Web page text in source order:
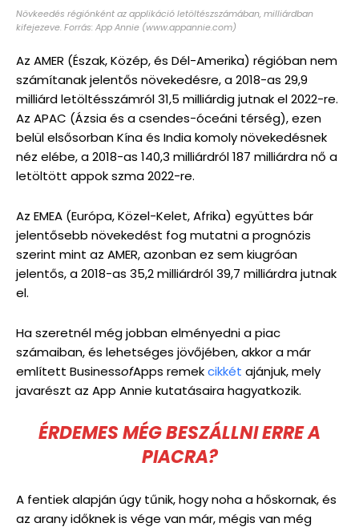
Növkeedés régiónként az applikáció letöltészszámában, milliárdban
kifejezeve. Forrás: App Annie (www.appannie.com)
Az AMER (Észak, Közép, és Dél-Amerika) régióban nem
számítanak jelentős növekedésre, a 2018-as 29,9
milliárd letöltésszámról 31,5 milliárdig jutnak el 2022-re.
Az APAC (Ázsia és a csendes-óceáni térség), ezen
belül elsősorban Kína és India komoly növekedésnek
néz elébe, a 2018-as 140,3 milliárdról 187 milliárdra nő a
letöltött appok szma 2022-re.
Az EMEA (Európa, Közel-Kelet, Afrika) együttes bár
jelentősebb növekedést fog mutatni a prognózis
szerint mint az AMER, azonban ez sem kiugróan
jelentős, a 2018-as 35,2 milliárdról 39,7 milliárdra jutnak
el.
Ha szeretnél még jobban elményedni a piac
számaiban, és lehetséges jövőjében, akkor a már
említett BusinessofApps remekcikkét ajánjuk, mely
javarészt az App Annie kutatásaira hagyatkozik.
ÉRDEMES MÉG BESZÁLLNI ERRE A
PIACRA?
A fentiek alapján úgy tűnik, hogy noha a hőskornak, és
az arany időknek is vége van már, mégis van még